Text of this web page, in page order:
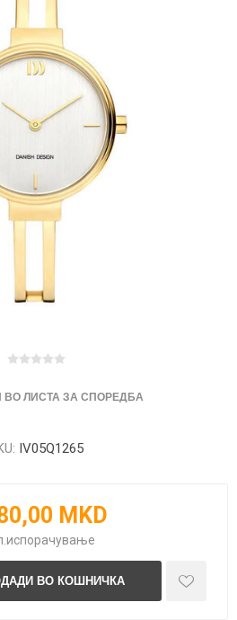
ЛИСТА ЗА СПОРЕДБА
IV05Q1265
MKD
испорачување